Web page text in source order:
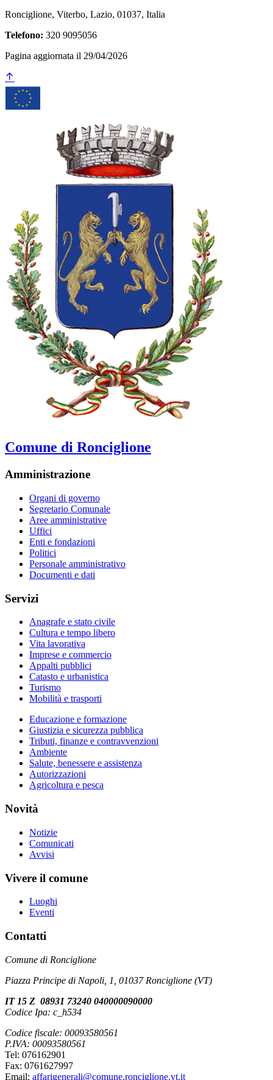
Ronciglione, Viterbo, Lazio, 01037, Italia
Telefono: 320 9095056
Pagina aggiornata il 29/04/2026
Comune di Ronciglione
Amministrazione
Organi di governo
Segretario Comunale
Aree amministrative
Uffici
Enti e fondazioni
Politici
Personale amministrativo
Documenti e dati
Servizi
Anagrafe e stato civile
Cultura e tempo libero
Vita lavorativa
Imprese e commercio
Appalti pubblici
Catasto e urbanistica
Turismo
Mobilità e trasporti
Educazione e formazione
Giustizia e sicurezza pubblica
Tributi, finanze e contravvenzioni
Ambiente
Salute, benessere e assistenza
Autorizzazioni
Agricoltura e pesca
Novità
Notizie
Comunicati
Avvisi
Vivere il comune
Luoghi
Eventi
Contatti
Comune di Ronciglione
Piazza Principe di Napoli, 1, 01037 Ronciglione (VT)
IT 15 Z 08931 73240 040000090000
Codice Ipa: c_h534
Codice fiscale: 00093580561
P.IVA: 00093580561
Tel: 076162901
Fax: 0761627997
Email: affarigenerali@comune.ronciglione.vt.it